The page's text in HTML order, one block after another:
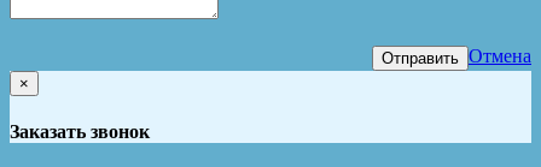
Отправить Отмена
×
Заказать звонок